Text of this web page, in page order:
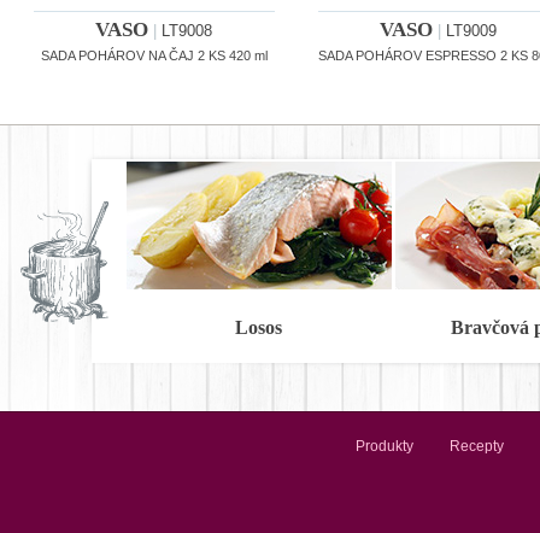
VASO LT9008
SADA POHÁROV NA ČAJ 2 KS 420 ml
VASO LT9009
SADA POHÁROV ESPRESSO 2 KS
Losos Bravčová
Produkty Recepty